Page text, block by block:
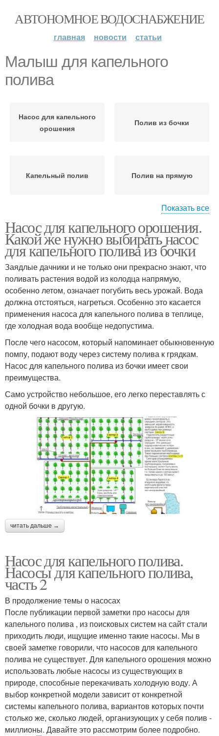
АВТОНОМНОЕ ВОДОСНАБЖЕНИЕ
главная новости статьи
Малыш для капельного
полива
Насос для капельного
орошения
Полив из бочки
Капельный полив Полив на прямую
Полив с помощью
полива
Насосы для капельного
полива
Капельная лента
Показать все
Насос для капельного орошения.
Какой же нужно выбирать насос
для капельного полива из бочки
Заядлые дачники и не только они прекрасно знают, что
поливать растения водой из колодца напрямую,
особенно летом, означает погубить весь урожай. Вода
должна отстояться, нагреться. Особенно это касается
применения насоса для капельного полива в теплице,
где холодная вода вообще недопустима.
После чего насосом, который напоминает обыкновенную
помпу, подают воду через систему полива к грядкам.
Насос для капельного полива из бочки имеет свои
преимущества.
Само устройство небольшое, его легко переставлять с
одной бочки в другую.
читать дальше →
Насос для капельного полива.
Насосы для капельного полива,
часть 2
В продолжение темы о насосах
После публикации первой заметки про насосы для
капельного полива , из поисковых систем на сайт стали
приходить люди, ищущие именно такие насосы. Мы в
своей заметке говорили, что насосов для капельного
полива не существует. Для капельного орошения можно
использовать любые насосы из существующих в
природе, способные перекачивать холодную воду. А
выбор конкретной модели зависит от конкретной
системы капельного полива, вариантов которых почти
столько же, сколько людей, организующих у себя полив -
миллионы. Давайте это рассмотрим более подробно.